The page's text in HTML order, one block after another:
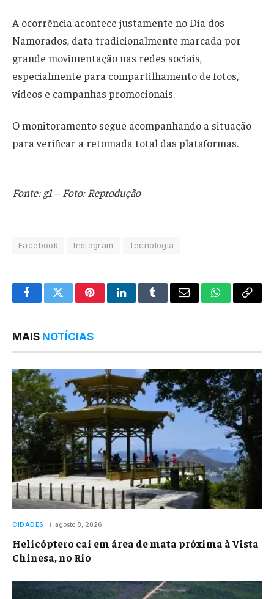
A ocorrência acontece justamente no Dia dos
Namorados, data tradicionalmente marcada por
grande movimentação nas redes sociais,
especialmente para compartilhamento de fotos,
vídeos e campanhas promocionais.
O monitoramento segue acompanhando a situação
para verificar a retomada total das plataformas.
Fonte: g1– Foto: Reprodução
Facebook Instagram Tecnologia
FacebookTwitterPinterestLinkedInTumblrEmail WhatsApp
Copy
MAIS NOTÍCIAS
CIDADES agosto 8, 2026
Helicóptero cai em área de mata próxima à Vista
Chinesa, no Rio